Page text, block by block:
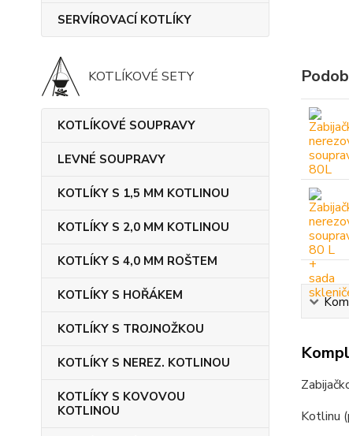
SERVÍROVACÍ KOTLÍKY
KOTLÍKOVÉ SETY
KOTLÍKOVÉ SOUPRAVY
LEVNÉ SOUPRAVY
KOTLÍKY S 1,5 MM KOTLINOU
KOTLÍKY S 2,0 MM KOTLINOU
KOTLÍKY S 4,0 MM ROŠTEM
KOTLÍKY S HOŘÁKEM
KOTLÍKY S TROJNOŽKOU
KOTLÍKY S NEREZ. KOTLINOU
KOTLÍKY S KOVOVOU
KOTLINOU
Kotlinu